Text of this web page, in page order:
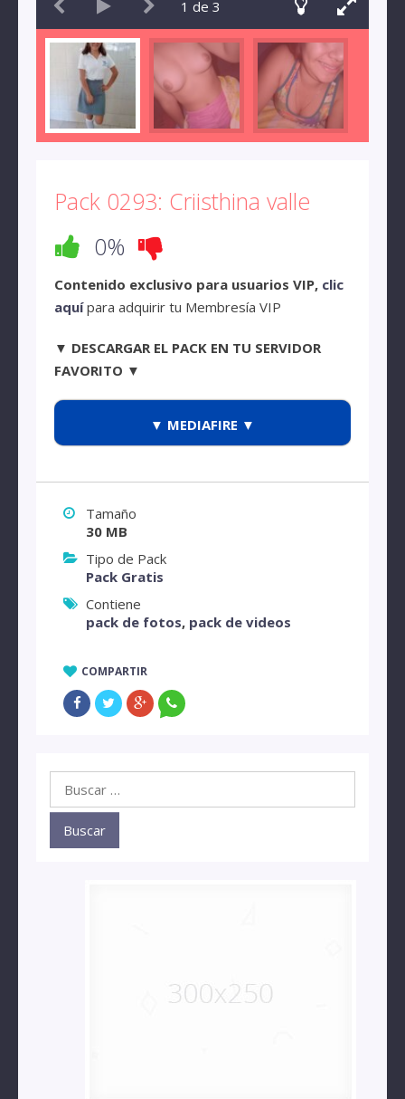
1 de 3
Pack 0293: Criisthina valle
0%
Contenido exclusivo para usuarios VIP, clic
aquípara adquirir tu Membresía VIP
▼ DESCARGAR EL PACK EN TU SERVIDOR
FAVORITO ▼
▼ MEDIAFIRE ▼
Tamaño
30 MB
Tipo de Pack
Pack Gratis
Contiene
pack de fotos, pack de videos
COMPARTIR